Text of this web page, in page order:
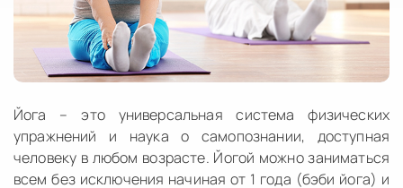
Йога – это универсальная система физических
упражнений и наука о самопознании, доступная
человеку в любом возрасте. Йогой можно заниматься
всем без исключения начиная от 1 года (бэби йога) и